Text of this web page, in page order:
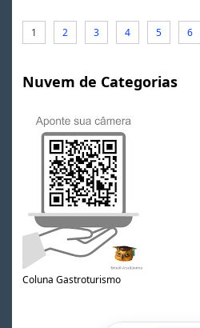
1 2 3 4 5 6
Nuvem de Categorias
Coluna Gastroturismo